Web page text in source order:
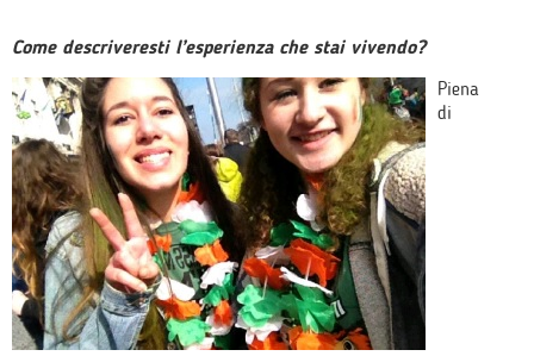
Come descriveresti l’esperienza che stai vivendo?
Piena
di